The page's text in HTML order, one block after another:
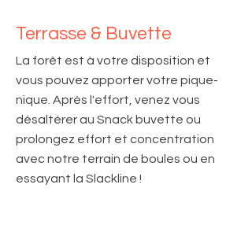
Terrasse & Buvette
La forêt est à votre disposition et
vous pouvez apporter votre pique-
nique. Après l'effort, venez vous
désaltérer au Snack buvette ou
prolongez effort et concentration
avec notre terrain de boules ou en
essayant la Slackline !